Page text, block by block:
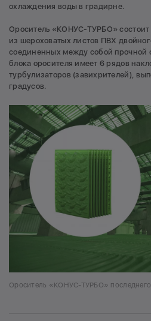
охлаждения воды в градирне.
Ороситель «КОНУС-ТУРБО» состоит
из шероховатых листов ПВХ
соединенных между собой прочной
блока оросителя имеет 6 рядов
турбулизаторов (завихрителей),
градусов.
Ороситель «КОНУС-ТУРБО»